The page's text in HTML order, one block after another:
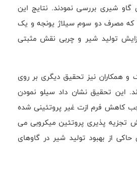
گاو شیری بررسی نمودند. نتایج این
که مصرف دو سوم سیلاژ یونجه و یک
تولید شیر و چربی نقش مثبتی
برودریک و همکاران نیز تحقیق دیگری بر روی
این تحقیق نشان داد سیلو نمودن
کاهش فرم ازت غیر پروتئینی شده
تجزیه پذیری پروتئین میکروبی می
از بهبود تولید شیر در گاوهای